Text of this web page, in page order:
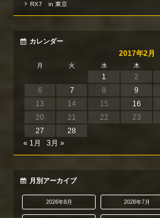
RX7 in 東京
カレンダー
2017年2月
月 火 水 木
1 2
6
7 8 9
13
14 15 16
20
21 22 23
27
28
« 1月
3月 »
月別アーカイブ
2026年8月 2026年7月